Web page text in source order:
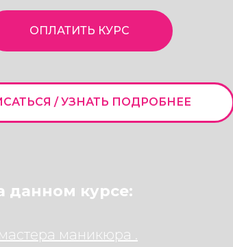
ОПЛАТИТЬ КУРС
/ УЗНАТЬ ПОДРОБНЕЕ
данном курсе:
маникюра .